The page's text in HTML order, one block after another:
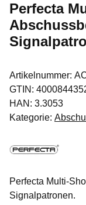
Perfecta
Artikelnummer:
GTIN:
HAN: 3.3053
Kategorie:
Perfecta Multi-
Signalpatronen.